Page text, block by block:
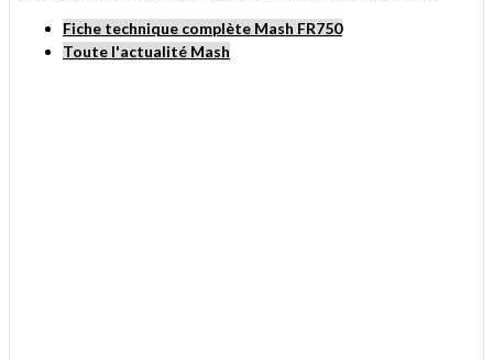
Fiche technique complète Mash FR750
Toute l'actualité Mash